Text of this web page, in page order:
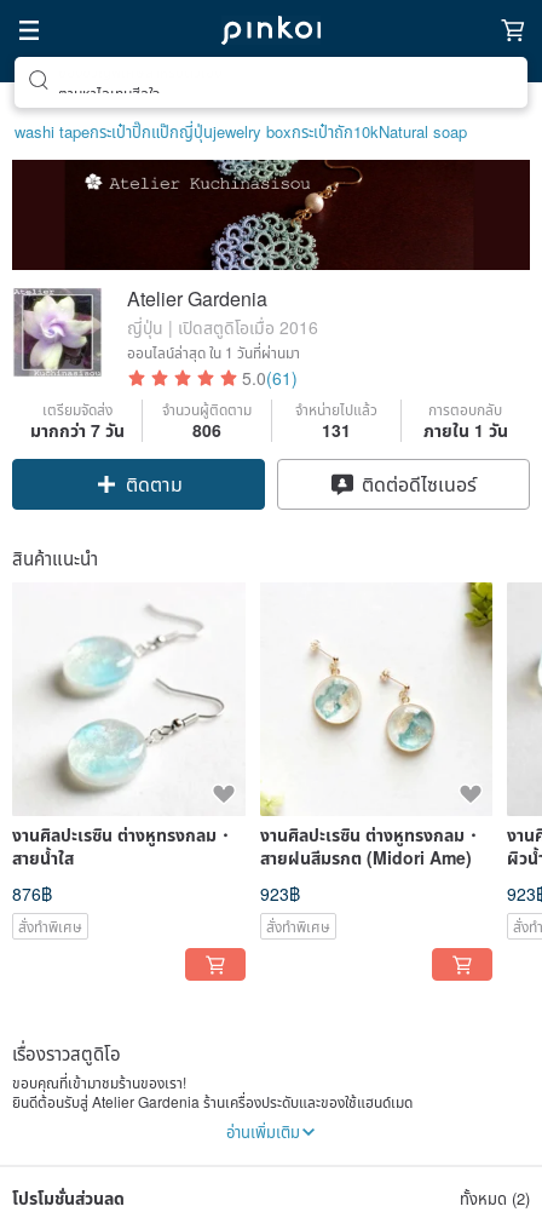
washi tapeกระเป๋าปิ๊กแป๊กญี่ปุ่นjewelry boxกระเป๋าถัก10kNatural soap
Atelier Gardenia
ญี่ปุ่น | เปิดสตูดิโอเมื่อ 2016
ออนไลน์ล่าสุดใน 1 วันที่ผ่านมา
5.0(61)
เตรียมจัดส่ง
มากกว่า 7 วัน
จำนวนผู้ติดตาม
806
จำหน่ายไปแล้ว
131
การตอบกลับ
ภายใน 1 วัน
Claim coupon
ติดตาม
ติดต่อดีไซเนอร์
สินค้าแนะนำ
งานศิลปะเรซิน ต่างหูทรงกลม・
สายน้ำใส
876฿
สั่งทำพิเศษ
งานศิลปะเรซิน ต่างหูทรงกลม・
สายฝนสีมรกต (Midori Ame)
923฿
สั่งทำพิเศษ
งาน
ผิวน้
923
สั่งท
เรื่องราวสตูดิโอ
ขอบคุณที่เข้ามาชมร้านของเรา!
ยินดีต้อนรับสู่ Atelier Gardenia ร้านเครื่องประดับและของใช้แฮนด์เมด
ที่ Atelier Gardenia เราสร้างเครื่องประดับหลักจากเรซิน ลูกไม้ทัตติ้ง กระจก และหิน
เราใช้ลูกไม้ทัตติ้ง ลวด และหินธรรมชาติ ทำเครื่องประดับแต่ละชิ้นด้วยมือ ให้เหมาะกับทั้งการใช้
อ่านเพิ่มเติม
โปรโมชั่นส่วนลด ทั้งหมด (2)